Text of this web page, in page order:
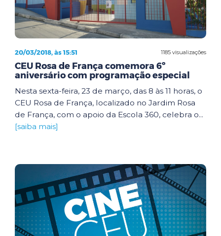
1185 visualizações
20/03/2018, às 15:51
CEU Rosa de França comemora 6º
aniversário com programação especial
Nesta sexta-feira, 23 de março, das 8 às 11 horas, o
CEU Rosa de França, localizado no Jardim Rosa
de França, com o apoio da Escola 360, celebra o...
[saiba mais]